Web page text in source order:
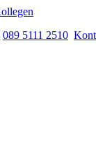
089 5111 2510